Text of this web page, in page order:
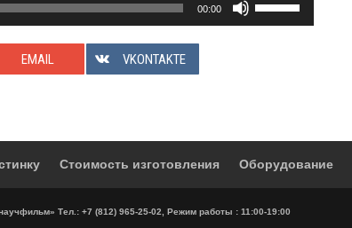
00:00
уменьшить
громкость.
EMAIL VKONTAKTE
Стоимость изготовления Оборудование
Тел.: +7 (812) 965-25-02, Режим работы : 11:00-19:00